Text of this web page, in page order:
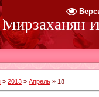
» 2013 » Апрель » 18